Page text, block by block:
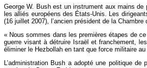
George W. Bush est un instrument aux mains
les alliés européens des États-Unis. Les
(16 juillet 2007), l’ancien président de la
« Nous sommes dans les premières étapes de
guerre visant à détruire Israël et franchement,
éliminer le Hezbollah en tant que force militaire
L’administration Bush a adopté une politique